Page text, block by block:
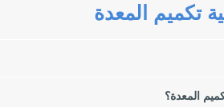
وهي جراحة المجازة المعدية لفقدان
تكميم المعدة
المعدة؟